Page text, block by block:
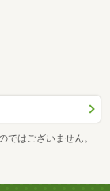
ではございません。